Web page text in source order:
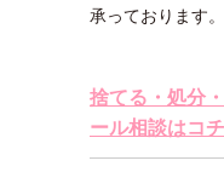
承っております
捨てる・処分
ール相談はコ